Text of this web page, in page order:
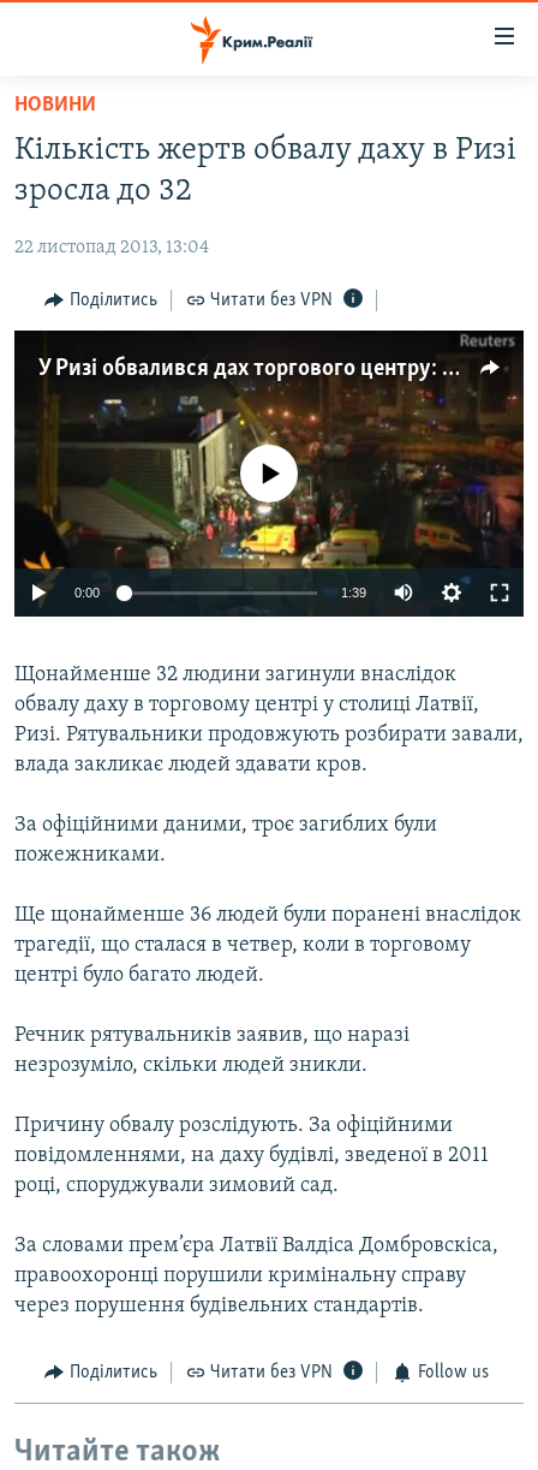
Перейти
основного
матеріалу
Перейти
до
навігації
Перейти
пошуку
ВІДЕО ТА ФОТО
ПОЛІТИКА
БЛОГИ
ВСЕ ЗА ДЕНЬ
СПЕЦПРОЕКТИ
ДЕПОРТАЦІЯ
ВІДЕОУРОКИ «ELIFBE»
СВІДЧЕННЯ ОКУПАЦІЇ
ЯК ОБІЙТИ БЛОКУВАННЯ
Русский
Qırımtatar
ДОЛУЧАЙСЯ!
НОВИНИ
Кількість жертв обвалу даху в Ризі
зросла до 32
22 листопад 2013, 13:04
Поділитись Читати без VPN
У Ризі обвалився дах торгового центру: десятки загиблих
No media source currently available
0:00 1:39
Щонайменше 32 людини загинули внаслідок
обвалу даху в торговому центрі у столиці Латвії,
Ризі. Рятувальники продовжують розбирати завали,
влада закликає людей здавати кров.
За офіційними даними, троє загиблих були
пожежниками.
Ще щонайменше 36 людей були поранені внаслідок
трагедії, що сталася в четвер, коли в торговому
центрі було багато людей.
Речник рятувальників заявив, що наразі
незрозуміло, скільки людей зникли.
Причину обвалу розслідують. За офіційними
повідомленнями, на даху будівлі, зведеної в 2011
році, споруджували зимовий сад.
За словами прем’єра Латвії Валдіса Домбровскіса,
правоохоронці порушили кримінальну справу
через порушення будівельних стандартів.
Поділитись Читати без VPN Follow us
Читайте також